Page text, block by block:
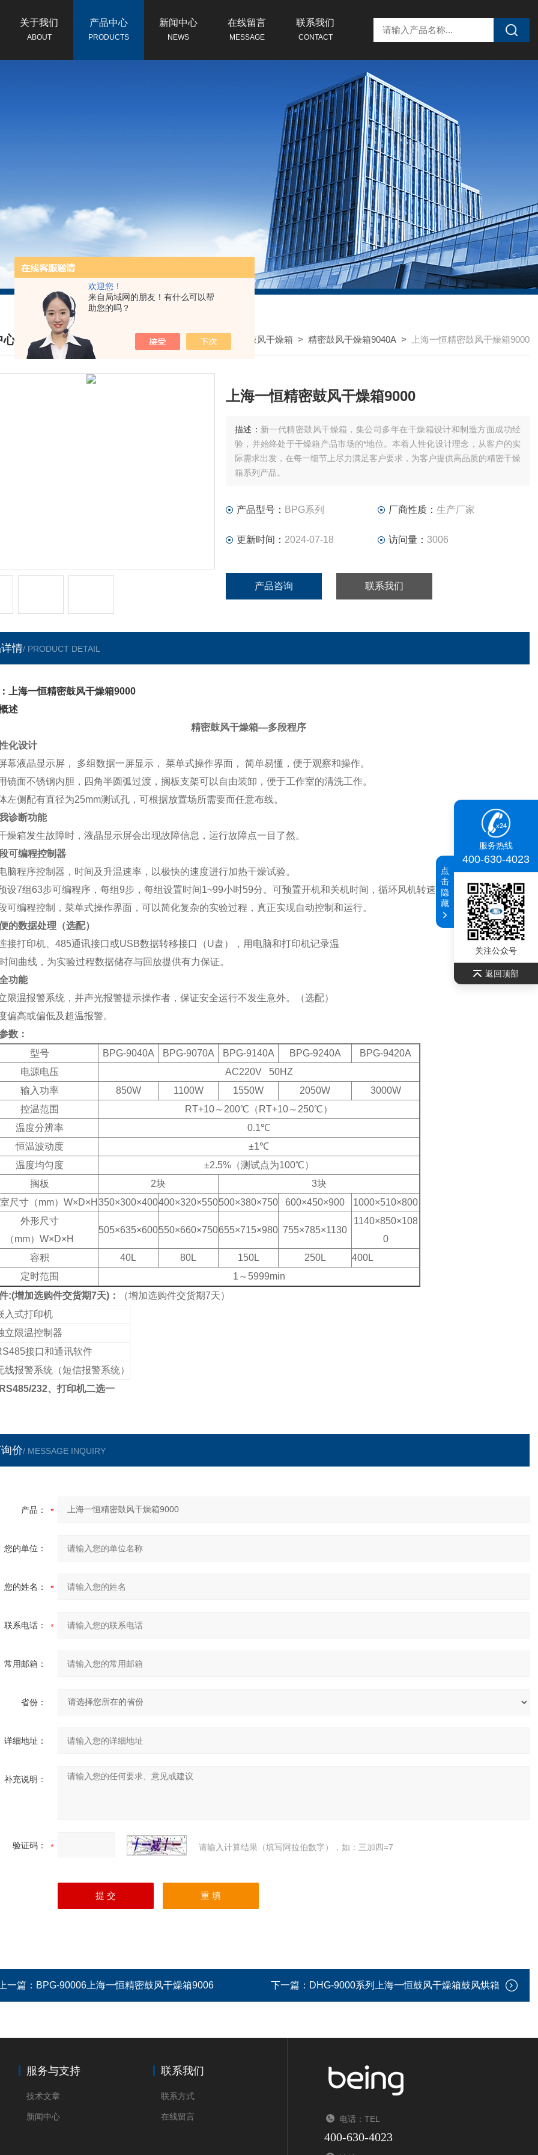
欢迎您！
来自局域网的朋友！有什么可以帮
助您的吗？
关于我们
ABOUT
产品中心
PRODUCTS
新闻中心
NEWS
在线留言
MESSAGE
联系我们
CONTACT
心
CENTER
我的位置：首页 产品中心 鼓风干燥箱 > 精密鼓风干燥箱9040A > 上海一恒精密鼓风干燥箱9000
上海一恒精密鼓风干燥箱9000
描述： 新一代精密鼓风干燥箱，集公司多年在干燥箱设计和制造方面成功经
验，并始终处于干燥箱产品市场的*地位。本着人性化设计理念，从客户的实
际需求出发，在每一细节上尽力满足客户要求，为客户提供高品质的精密干燥
箱系列产品。
产品型号： BPG系列 厂商性质： 生产厂家
更新时间： 2024-07-18 访问量： 3006
产品咨询 联系我们
情/ PRODUCT DETAIL
上海一恒精密鼓风干燥箱9000
述
精密鼓风干燥箱—多段程序
化设计
幕液晶显示屏， 多组数据一屏显示， 菜单式操作界面， 简单易懂，便于观察和操作。
镜面不锈钢内胆，四角半圆弧过渡，搁板支架可以自由装卸，便于工作室的清洗工作。
左侧配有直径为25mm测试孔，可根据放置场所需要而任意布线。
诊断功能
燥箱发生故障时，液晶显示屏会出现故障信息，运行故障点一目了然。
可编程控制器
脑程序控制器，时间及升温速率，以极快的速度进行加热干燥试验。
设7组63步可编程序，每组9步，每组设置时间1~99小时59分。可预置开机和关机时间，循环风机转速可调。
可编程控制，菜单式操作界面，可以简化复杂的实验过程，真正实现自动控制和运行。
的数据处理（选配）
接打印机、485通讯接口或USB数据转移接口（U盘），用电脑和打印机记录温
间曲线，为实验过程数据储存与回放提供有力保证。
功能
限温报警系统，并声光报警提示操作者，保证安全运行不发生意外。（选配）
偏高或偏低及超温报警。
数：
型号
BPG-9040A BPG-9070A BPG-9140A BPG-9240A BPG-9420A
电源电压
AC220V 50HZ
输入功率
850W 1100W 1550W 2050W
3000W
控温范围
RT+10～200℃（RT+10～250℃）
温度分辨率
0.1℃
恒温波动度
±1℃
温度均匀度
±2.5%（测试点为100℃）
搁板
2块
3块
尺寸（mm）W×D×H 350×300×400400×320×550500×380×750 600×450×900
1000×510×800
外形尺寸
（mm）W×D×H
505×635×600550×660×750655×715×980 755×785×1130
1140×850×108
0
容积
40L 80L 150L 250L
400L
定时范围
1～5999min
:(增加选购件交货期7天) ：
（增加选购件交货期7天）
入式打印机
立限温控制器
接口和通讯软件
线报警系统（短信报警系统）
232、打印机二选一
价/ MESSAGE INQUIRY
产品：
您的单位：
您的姓名：
联系电话：
常用邮箱：
省份：
详细地址：
补充说明：
验证码： 请输入计算结果（填写阿拉伯数字），如：三加四=7
上一篇： BPG-90006上海一恒精密鼓风干燥箱9006 下一篇： DHG-9000系列上海一恒鼓风干燥箱鼓风烘箱
服务与支持
技术文章
新闻中心
联系我们
联系方式
在线留言 电话：TEL
400-630-4023
服务热线
400-630-4023
关注公众号
返回顶部
点
击
隐
藏